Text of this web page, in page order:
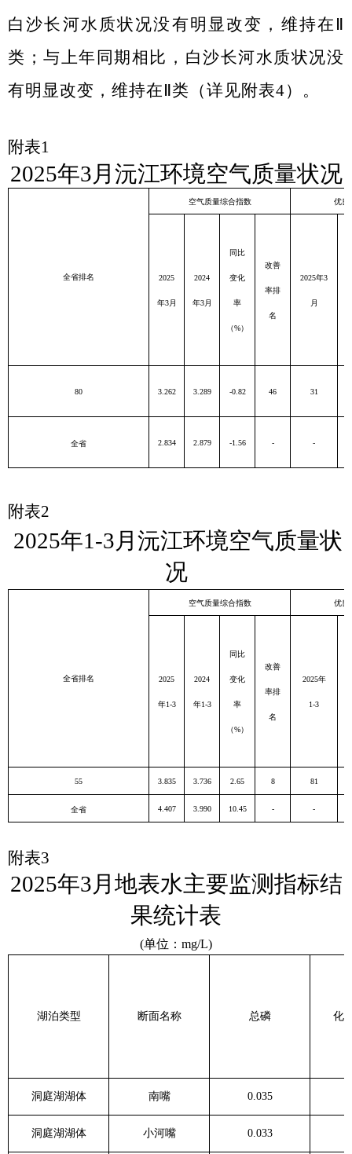
白沙长河水质状况没有明显改变，维持在Ⅱ
类；与上年同期相比，白沙长河水质状况没
有明显改变，维持在Ⅱ类（详见附表4）。
附表1
2025年3月沅江环境空气质量状况
全省排名
空气质量综合指数 优良
2025
年3月
2024
年3月
同比
变化
率
（%）
改善
率排
名
2025年3
月
80 3.262 3.289 -0.82 46 31
全省 2.834 2.879 -1.56 - -
附表2
2025年1-3月沅江环境空气质量状
况
全省排名
空气质量综合指数 优良
2025
年1-3
2024
年1-3
同比
变化
率
（%）
改善
率排
名
2025年
1-3
55 3.835 3.736 2.65 8 81
全省 4.407 3.990 10.45 - -
附表3
2025年3月地表水主要监测指标结
果统计表
(单位： mg/L)
湖泊类型 断面名称 总磷 化
洞庭湖湖体 南嘴 0.035
洞庭湖湖体 小河嘴 0.033